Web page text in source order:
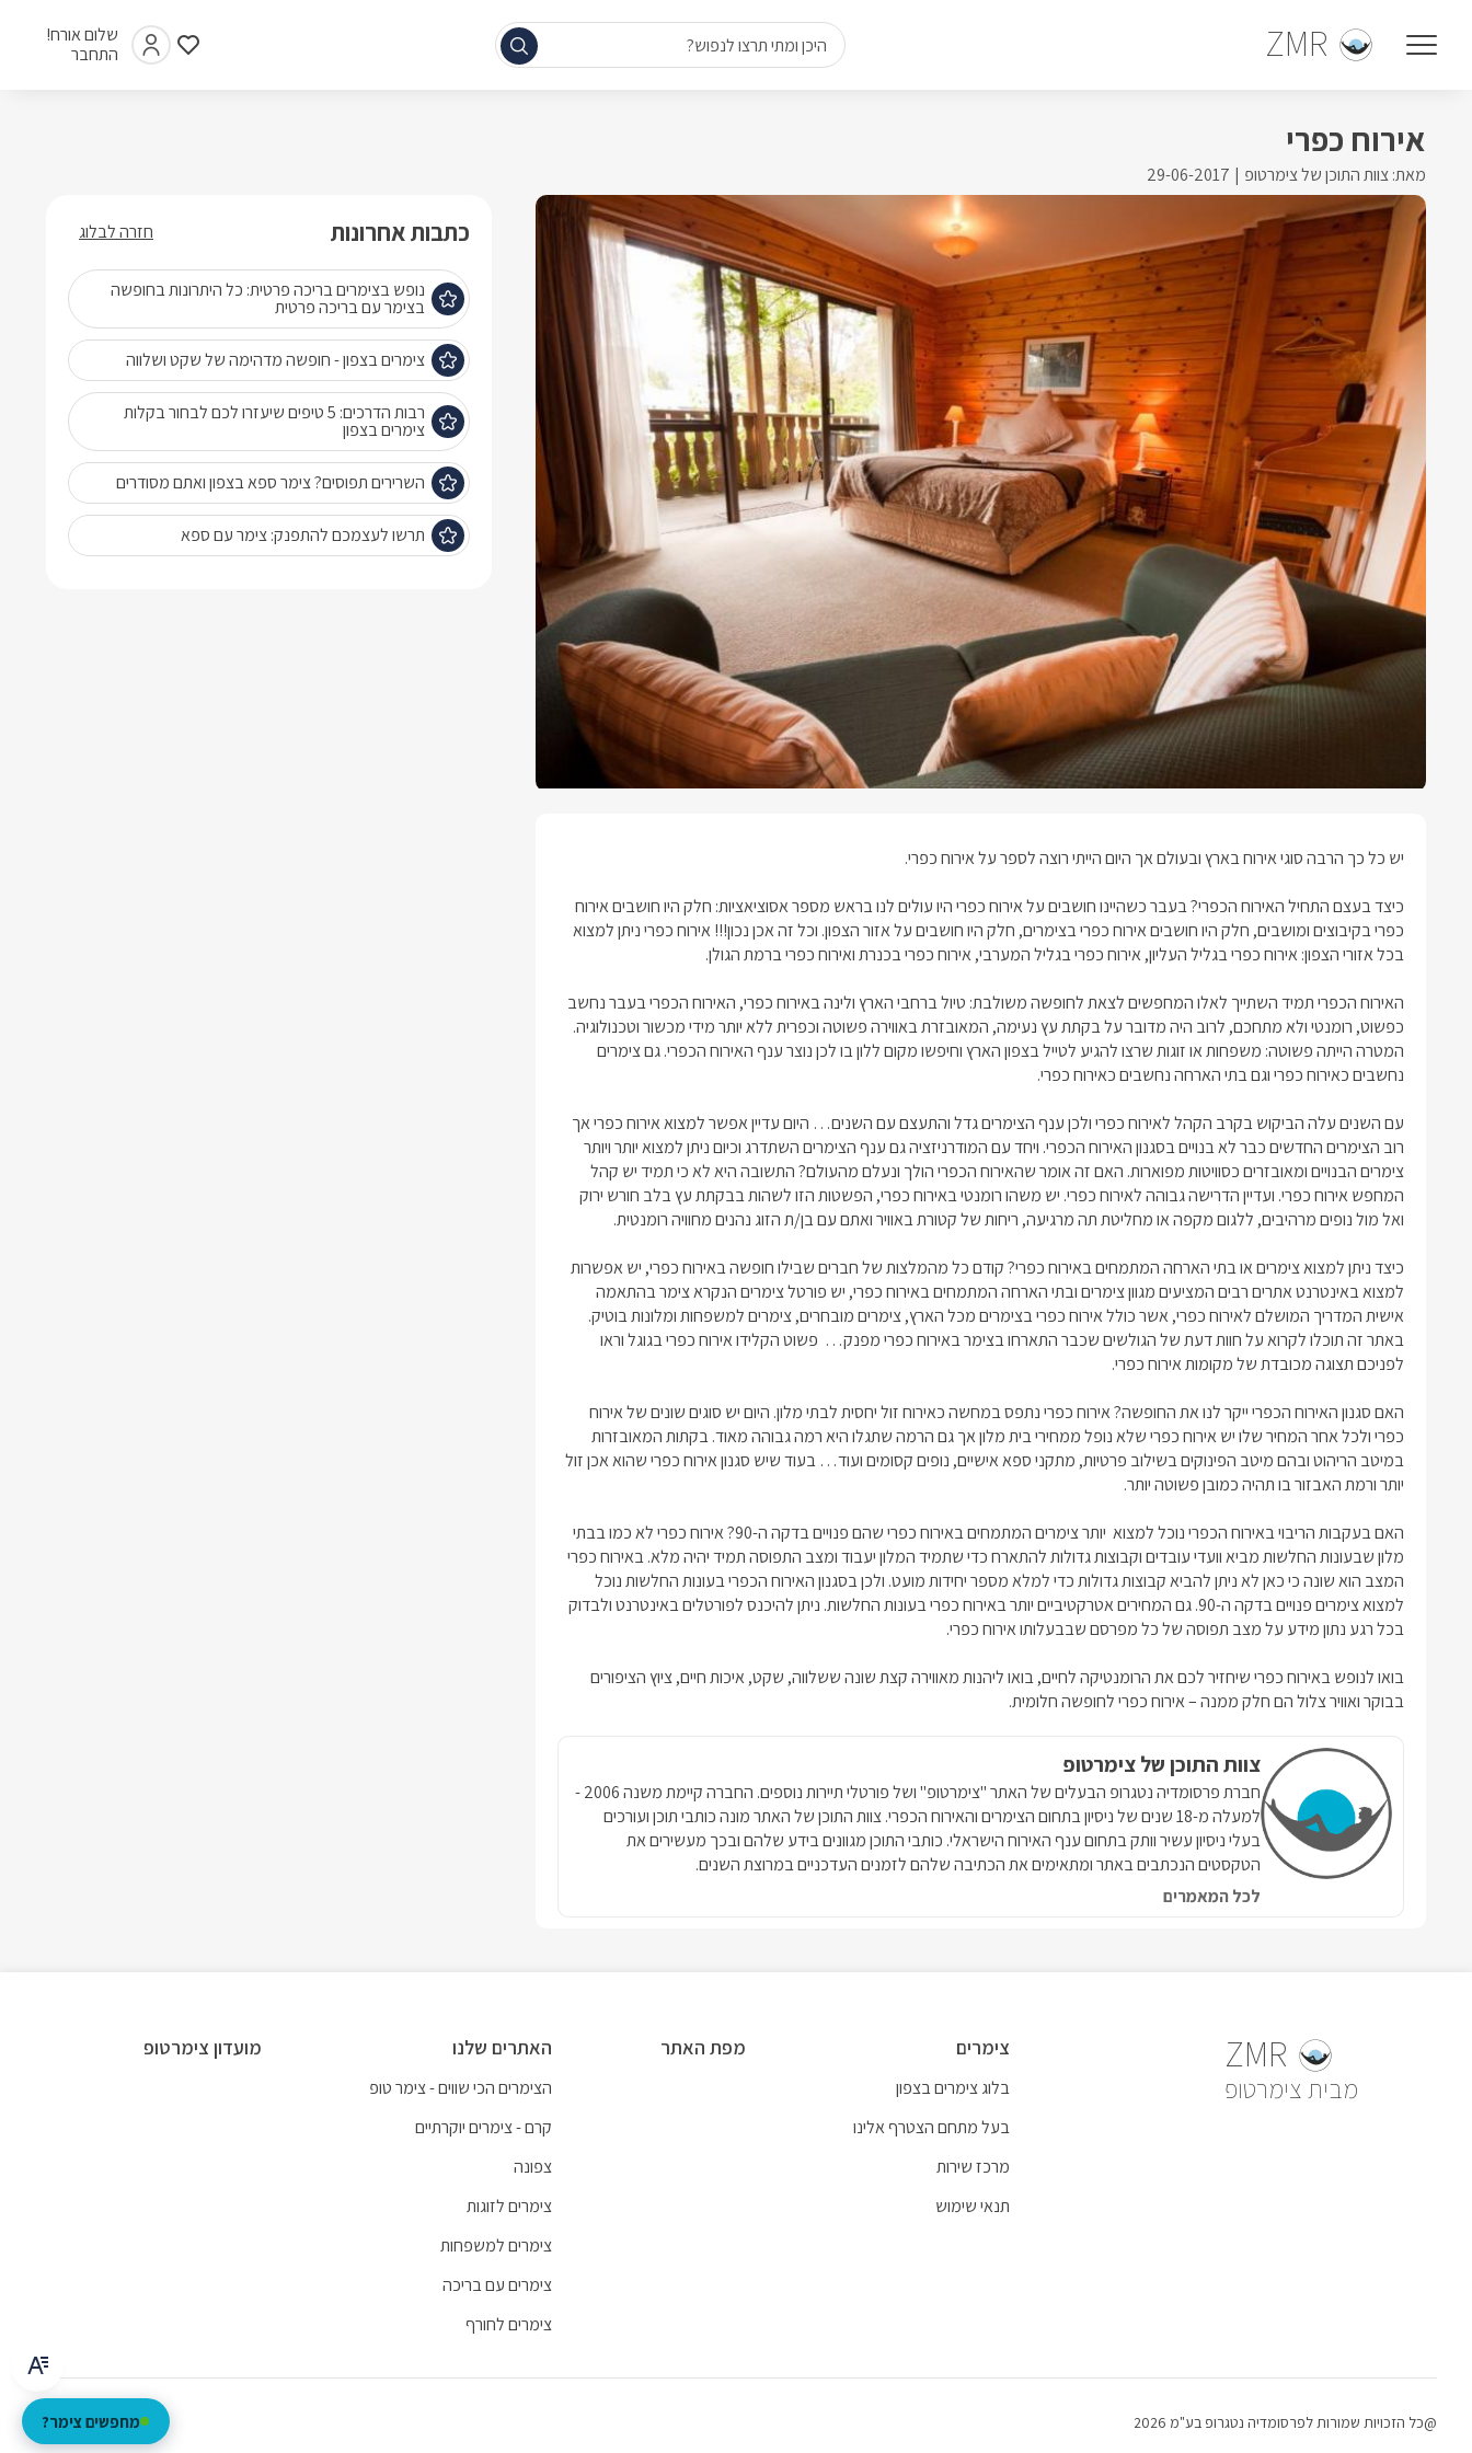
ZMR
שלום אורח!
התחבר
היכן ומתי תרצו לנפוש?
אירוח כפרי
מאת: צוות התוכן של צימרטופ 29-06-2017
יש כל כך הרבה סוגי אירוח בארץ ובעולם אך היום הייתי רוצה לספר על אירוח כפרי.
כיצד בעצם התחיל האירוח הכפרי? בעבר כשהיינו חושבים על אירוח כפרי היו עולים לנו בראש מספר אסוציאציות: חלק היו חושבים אירוח
כפרי בקיבוצים ומושבים, חלק היו חושבים אירוח כפרי בצימרים, חלק היו חושבים על אזור הצפון. וכל זה אכן נכון!!! אירוח כפרי ניתן למצוא
בכל אזורי הצפון: אירוח כפרי בגליל העליון, אירוח כפרי בגליל המערבי, אירוח כפרי בכנרת ואירוח כפרי ברמת הגולן.
האירוח הכפרי תמיד השתייך לאלו המחפשים לצאת לחופשה משולבת: טיול ברחבי הארץ ולינה באירוח כפרי, האירוח הכפרי בעבר נחשב
כפשוט, רומנטי ולא מתחכם, לרוב היה מדובר על בקתת עץ נעימה, המאובזרת באווירה פשוטה וכפרית ללא יותר מידי מכשור וטכנולוגיה.
המטרה הייתה פשוטה: משפחות או זוגות שרצו להגיע לטייל בצפון הארץ וחיפשו מקום ללון בו לכן נוצר ענף האירוח הכפרי. גם צימרים
נחשבים כאירוח כפרי וגם בתי הארחה נחשבים כאירוח כפרי.
עם השנים עלה הביקוש בקרב הקהל לאירוח כפרי ולכן ענף הצימרים גדל והתעצם עם השנים… היום עדיין אפשר למצוא אירוח כפרי אך
רוב הצימרים החדשים כבר לא בנויים בסגנון האירוח הכפרי. ויחד עם המודרניזציה גם ענף הצימרים השתדרג וכיום ניתן למצוא יותר ויותר
צימרים הבנויים ומאובזרים כסוויטות מפוארות. האם זה אומר שהאירוח הכפרי הולך ונעלם מהעולם? התשובה היא לא כי תמיד יש קהל
המחפש אירוח כפרי. ועדיין הדרישה גבוהה לאירוח כפרי. יש משהו רומנטי באירוח כפרי, הפשטות הזו לשהות בבקתת עץ בלב חורש ירוק
ואל מול נופים מרהיבים, ללגום מקפה או מחליטת תה מרגיעה, ריחות של קטורת באוויר ואתם עם בן/ת הזוג נהנים מחוויה רומנטית.
כיצד ניתן למצוא צימרים או בתי הארחה המתמחים באירוח כפרי? קודם כל מהמלצות של חברים שבילו חופשה באירוח כפרי, יש אפשרות
למצוא באינטרנט אתרים רבים המציעים מגוון צימרים ובתי הארחה המתמחים באירוח כפרי, יש פורטל צימרים הנקרא צימר בהתאמה
אישית המדריך המושלם לאירוח כפרי, אשר כולל אירוח כפרי בצימרים מכל הארץ, צימרים מובחרים, צימרים למשפחות ומלונות בוטיק.
באתר זה תוכלו לקרוא על חוות דעת של הגולשים שכבר התארחו בצימר באירוח כפרי מפנק… פשוט הקלידו אירוח כפרי בגוגל וראו
לפניכם תצוגה מכובדת של מקומות אירוח כפרי.
האם סגנון האירוח הכפרי ייקר לנו את החופשה? אירוח כפרי נתפס במחשה כאירוח זול יחסית לבתי מלון. היום יש סוגים שונים של אירוח
כפרי ולכל אחר המחיר שלו יש אירוח כפרי שלא נופל ממחירי בית מלון אך גם הרמה שתגלו היא רמה גבוהה מאוד. בקתות המאובזרות
במיטב הריהוט ובהם מיטב הפינוקים בשילוב פרטיות, מתקני ספא אישיים, נופים קסומים ועוד… בעוד שיש סגנון אירוח כפרי שהוא אכן זול
יותר ורמת האבזור בו תהיה כמובן פשוטה יותר.
האם בעקבות הריבוי באירוח הכפרי נוכל למצוא יותר צימרים המתמחים באירוח כפרי שהם פנויים בדקה ה-90? אירוח כפרי לא כמו בבתי
מלון שבעונות החלשות מביא וועדי עובדים וקבוצות גדולות להתארח כדי שתמיד המלון יעבוד ומצב התפוסה תמיד יהיה מלא. באירוח כפרי
המצב הוא שונה כי כאן לא ניתן להביא קבוצות גדולות כדי למלא מספר יחידות מועט. ולכן בסגנון האירוח הכפרי בעונות החלשות נוכל
למצוא צימרים פנויים בדקה ה-90. גם המחירים אטרקטיביים יותר באירוח כפרי בעונות החלשות. ניתן להיכנס לפורטלים באינטרנט ולבדוק
בכל רגע נתון מידע על מצב תפוסה של כל מפרסם שבבעלותו אירוח כפרי.
בואו לנופש באירוח כפרי שיחזיר לכם את הרומנטיקה לחיים, בואו ליהנות מאווירה קצת שונה ששלווה, שקט, איכות חיים, ציוץ הציפורים
בבוקר ואוויר צלול הם חלק ממנה – אירוח כפרי לחופשה חלומית.
צוות התוכן של צימרטופ
חברת פרסומדיה נטגרופ הבעלים של האתר "צימרטופ" ושל פורטלי תיירות נוספים. החברה קיימת משנה 2006 -
למעלה מ-18 שנים של ניסיון בתחום הצימרים והאירוח הכפרי. צוות התוכן של האתר מונה כותבי תוכן ועורכים
בעלי ניסיון עשיר וותק בתחום ענף האירוח הישראלי. כותבי התוכן מגוונים בידע שלהם ובכך מעשירים את
הטקסטים הנכתבים באתר ומתאימים את הכתיבה שלהם לזמנים העדכניים במרוצת השנים.
לכל המאמרים
כתבות אחרונות
נופש בצימרים בריכה פרטית: כל היתרונות בחופשה
בצימר עם בריכה פרטית
צימרים בצפון - חופשה מדהימה של שקט ושלווה
רבות הדרכים: 5 טיפים שיעזרו לכם לבחור בקלות
צימרים בצפון
השרירים תפוסים? צימר ספא בצפון ואתם מסודרים
תרשו לעצמכם להתפנק: צימר עם ספא
חזרה לבלוג
ZMR
צימרטופ
צימרים
בלוג צימרים בצפון
בעל מתחם הצטרף אלינו
מרכז שירות
תנאי שימוש
מפת האתר האתרים שלנו
הצימרים הכי שווים - צימר טופ
קרם - צימרים יוקרתיים
צפונה
צימרים לזוגות
צימרים למשפחות
צימרים עם בריכה
צימרים לחורף
מועדון צימרטופ
@כל הזכויות שמורות לפרסומדיה נטגרופ בע"מ 2026 מחפשים צימר?